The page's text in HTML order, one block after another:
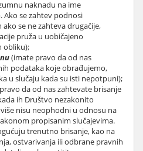
naknadu na ime
se zahtev podnosi
se ne zahteva drugačije,
pruža u uobičajeno
obliku);
(imate pravo da od nas
podataka koje obrađujemo,
u slučaju kada su isti nepotpuni);
da od nas zahtevate brisanje
ih Društvo nezakonito
nisu neophodni u odnosu na
propisanim slučajevima.
trenutno brisanje, kao na
ostvarivanja ili odbrane pravnih